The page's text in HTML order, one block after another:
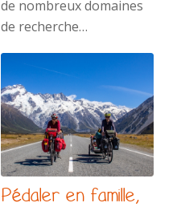
de nombreux domaines
de recherche…
Pédaler en famille,